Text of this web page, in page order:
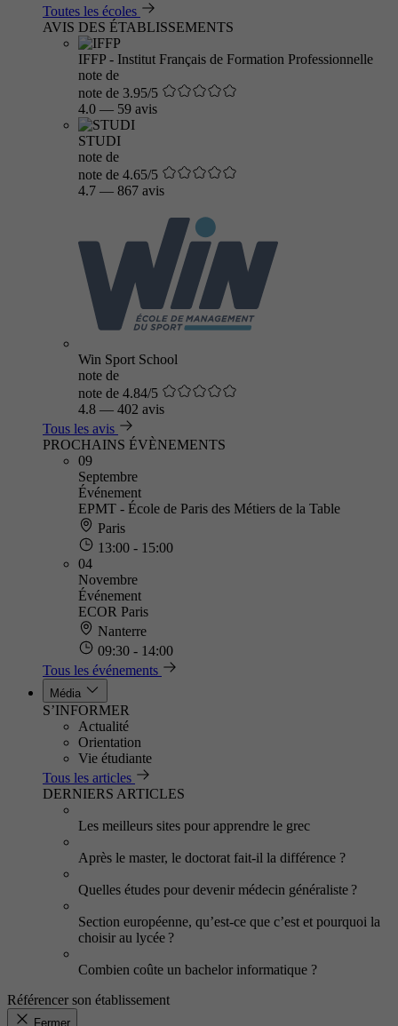
Toutes les écoles
AVIS DES ÉTABLISSEMENTS
IFFP - Institut Français de Formation Professionnelle
note de
note de 3.95/5
4.0 — 59 avis
STUDI
note de
note de 4.65/5
4.7 — 867 avis
Win Sport School
note de
note de 4.84/5
4.8 — 402 avis
Tous les avis
PROCHAINS ÉVÈNEMENTS
09
Septembre
Événement
EPMT - École de Paris des Métiers de la Table
Paris
13:00 - 15:00
04
Novembre
Événement
ECOR Paris
Nanterre
09:30 - 14:00
Tous les événements
Média
S’INFORMER
Actualité
Orientation
Vie étudiante
Tous les articles
DERNIERS ARTICLES
Les meilleurs sites pour apprendre le grec
Après le master, le doctorat fait-il la différence ?
Quelles études pour devenir médecin généraliste ?
Section européenne, qu’est-ce que c’est et pourquoi la
choisir au lycée ?
Combien coûte un bachelor informatique ?
Référencer son établissement
Fermer